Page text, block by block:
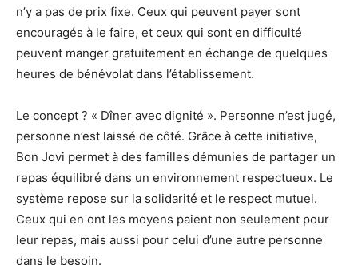
n’y a pas de prix fixe. Ceux qui peuvent payer sont
encouragés à le faire, et ceux qui sont en difficulté
peuvent manger gratuitement en échange de quelques
heures de bénévolat dans l’établissement.
Le concept ? « Dîner avec dignité ». Personne n’est jugé,
personne n’est laissé de côté. Grâce à cette initiative,
Bon Jovi permet à des familles démunies de partager un
repas équilibré dans un environnement respectueux. Le
système repose sur la solidarité et le respect mutuel.
Ceux qui en ont les moyens paient non seulement pour
leur repas, mais aussi pour celui d’une autre personne
dans le besoin.